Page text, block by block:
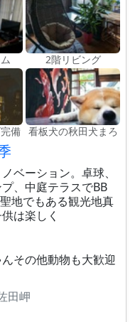
2階リビング
備 看板犬の秋田犬まろ
ベーション。卓球、
、中庭テラスでBB
地でもある観光地真
は楽しく
その他動物も大歓迎
田岬